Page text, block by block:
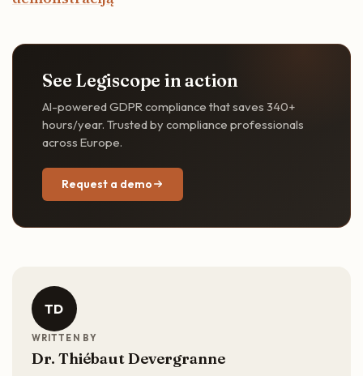
See Legiscope in action
AI-powered GDPR compliance that saves 340+
hours/year. Trusted by compliance professionals
across Europe.
Request a demo
TD
WRITTEN BY
Dr. Thiébaut Devergranne